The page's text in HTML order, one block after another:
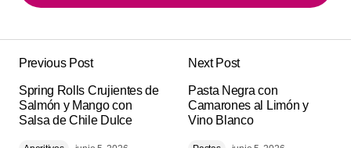
Añadir un comentario
publicada. Los campos obligatorios están
marcados con*
Previous Post
Spring Rolls Crujientes de
Salmón y Mango con
Salsa de Chile Dulce
Next Post
Pasta Negra con
Camarones al Limón y
Vino Blanco